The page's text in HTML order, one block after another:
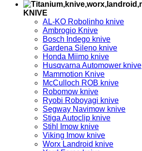
KNIVE
AL-KO Robolinho knive
Ambrogio Knive
Bosch Indego knive
Gardena Sileno knive
Honda Miimo knive
Husqvarna Automower knive
Mammotion Knive
McCulloch ROB knive
Robomow knive
Ryobi Roboyagi knive
Segway Navimow knive
Stiga Autoclip knive
Stihl Imow knive
Viking Imow knive
Worx Landroid knive